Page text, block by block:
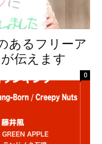
あるフリーア
伝えます
0